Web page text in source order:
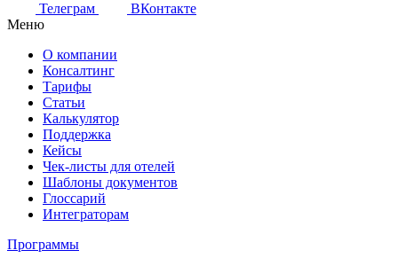
Телеграм
ВКонтакте
Меню
О компании
Консалтинг
Тарифы
Статьи
Калькулятор
Поддержка
Кейсы
Чек-листы для отелей
Шаблоны документов
Глоссарий
Интеграторам
Программы